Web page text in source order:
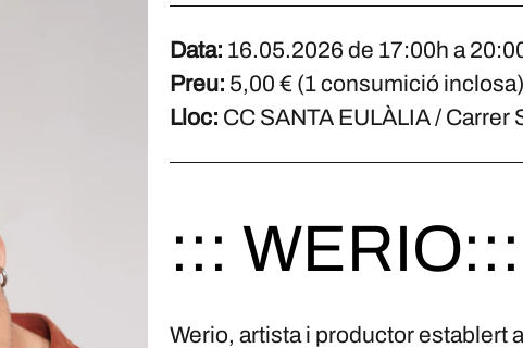
Data: 16.05.2026 de 17:00h a
Preu: 5,00 € (1 consumició inclosa)
Lloc: CC SANTA EULÀLIA / Carrer
::: WERIO:::
Werio, artista i productor establert